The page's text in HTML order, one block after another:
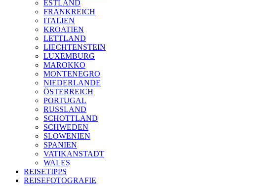
ESTLAND
FRANKREICH
ITALIEN
KROATIEN
LETTLAND
LIECHTENSTEIN
LUXEMBURG
MAROKKO
MONTENEGRO
NIEDERLANDE
ÖSTERREICH
PORTUGAL
RUSSLAND
SCHOTTLAND
SCHWEDEN
SLOWENIEN
SPANIEN
VATIKANSTADT
WALES
REISETIPPS
REISEFOTOGRAFIE